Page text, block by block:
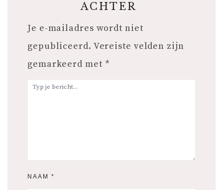
ACHTER
Je e-mailadres wordt niet
gepubliceerd. Vereiste velden zijn
gemarkeerd met *
NAAM *